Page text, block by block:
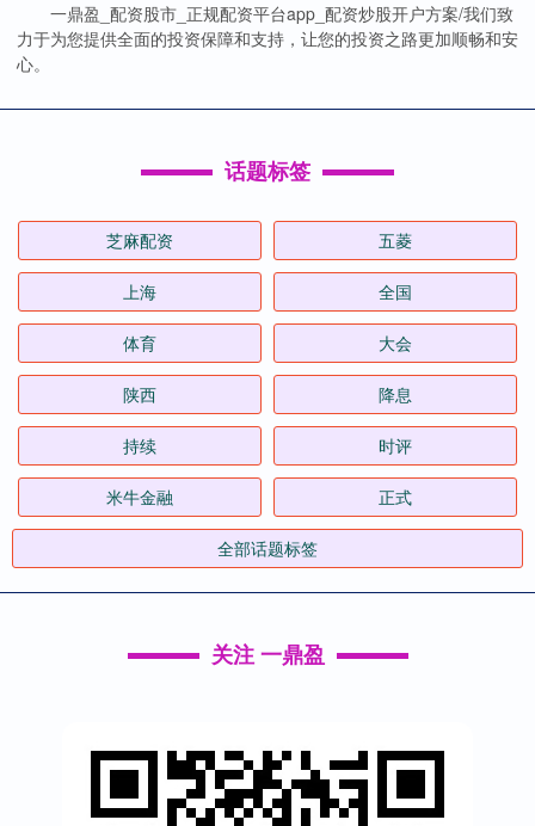
一鼎盈_配资股市_正规配资平台app_配资炒股开户方案/我们致
力于为您提供全面的投资保障和支持，让您的投资之路更加顺畅和安
心。
话题标签
芝麻配资 五菱
上海 全国
体育 大会
陕西 降息
持续 时评
米牛金融 正式
全部话题标签
关注 一鼎盈